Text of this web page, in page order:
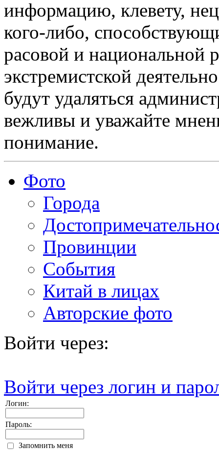
информацию, клевету,
кого-либо,
расовой и национальной
экстремистской
будут удаляться
вежливы и уважайте
понимание.
Фото
Города
Провинции
События
Китай в лицах
Авторские фото
Войти через:
Войти через логин и
Логин:
Пароль:
Запомнить меня